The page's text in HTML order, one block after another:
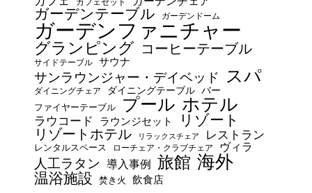
カフェセット
ガーデンテーブル ガーデンドーム
ガーデンファニチャー
グランピング コーヒーテーブル
サイドテーブル サウナ
サンラウンジャー・デイベッド スパ
ダイニングチェア ダイニングテーブル バー
ファイヤーテーブル プール ホテル
ラウコード ラウンジセット リゾート
リゾートホテル リラックスチェア レストラン
レンタルスペース ローチェア・クラブチェア ヴィラ
人工ラタン 導入事例 旅館 海外
温浴施設 焚き火 飲食店